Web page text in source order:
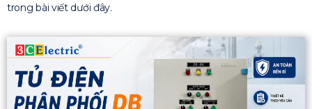
trong bài viết dưới đây.